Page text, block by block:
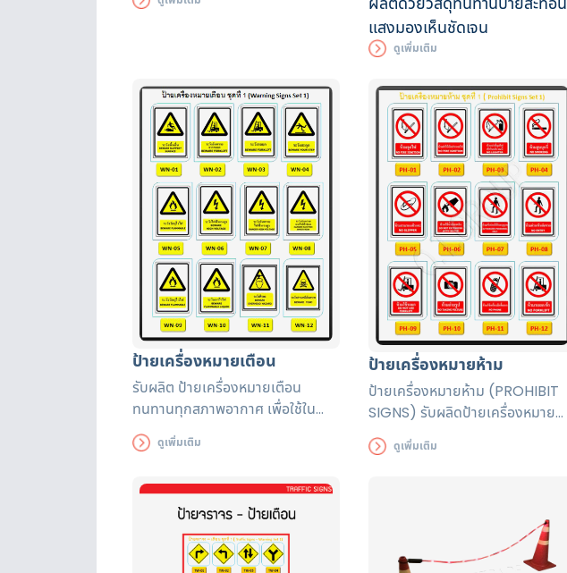
แสงมองเห็นชัดเจน
ดูเพิ่มเติม
ป้ายเครื่องหมายเตือน
รับผลิต ป้ายเครื่องหมายเตือน
ทนทานทุกสภาพอากาศ เพื่อใช้ใน
โรงงานหรือสถานที่ต่าง ๆ เพื่อแจ้ง
เตือนถึงอันตรายที่จะเกิดขึ้นได้
ดูเพิ่มเติม
ป้ายเครื่องหมายห้าม
ป้ายเครื่องหมายห้าม (PROHIBIT
SIGNS) รับผลิดป้ายเครื่องหมาย
ตามต้องการได้มาตรฐาน
ดูเพิ่มเติม